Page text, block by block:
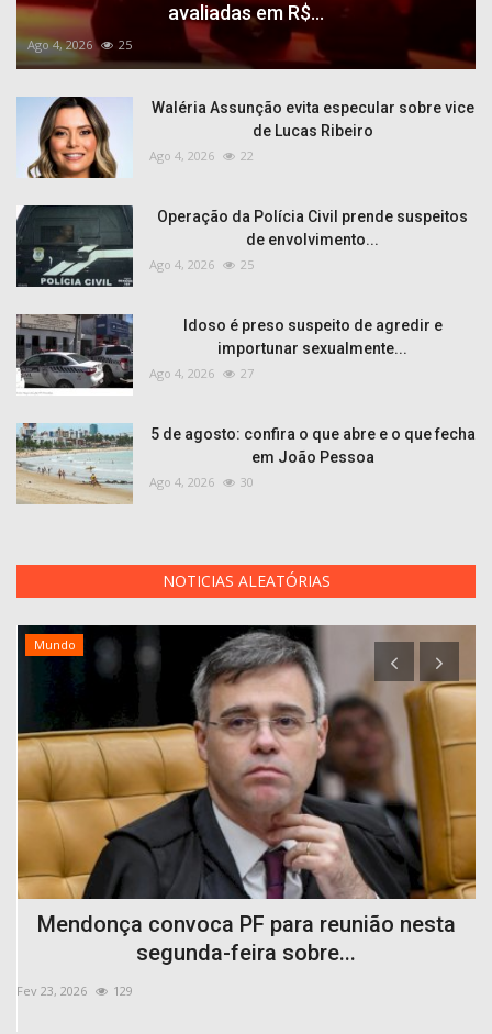
avaliadas em R$...
Ago 4, 2026 25
Waléria Assunção evita especular sobre vice
de Lucas Ribeiro
Ago 4, 2026 22
Operação da Polícia Civil prende suspeitos
de envolvimento...
Ago 4, 2026 25
Idoso é preso suspeito de agredir e
importunar sexualmente...
Ago 4, 2026 27
5 de agosto: confira o que abre e o que fecha
em João Pessoa
Ago 4, 2026 30
NOTICIAS ALEATÓRIAS
Mundo
Mendonça convoca PF para reunião nesta
segunda-feira sobre...
Fev 23, 2026 129